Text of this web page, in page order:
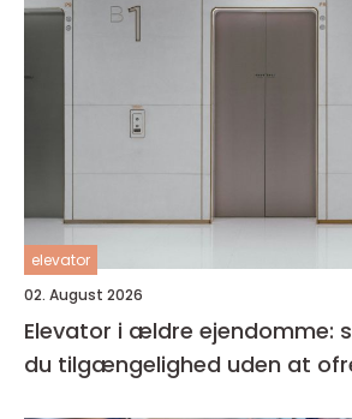
elevator
02. August 2026
Elevator i ældre ejendomme:
du tilgængelighed uden at